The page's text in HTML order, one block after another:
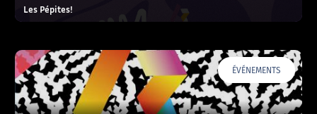
Les Pépites!
ÉVÉNEMENTS